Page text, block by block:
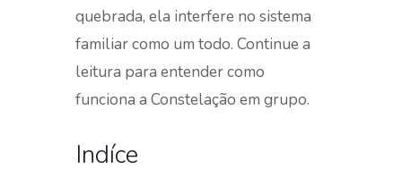
quebrada, ela interfere no sistema
familiar como um todo. Continue a
leitura para entender como
funciona a Constelação em grupo.
Indíce